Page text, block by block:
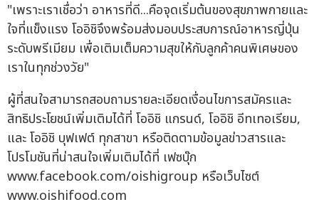
"เพราะเราเชื่อว่า อาหารที่ดี...คือจุดเริ่มต้นของสุขภาพกายและ
ใจที่แข็งแรง โออิชิจึงพร้อมส่งมอบประสบการณ์อาหารญี่ปุ่น
ระดับพรีเมียม เพื่อเติมเต็มความสุขให้กับลูกค้าคนพิเศษของ
เราในทุกช่วงวัย"
ผู้ที่สนใจสามารถสอบถามรายละเอียดเงื่อนไขการสมัครและ
สิทธิประโยชน์เพิ่มเติมได้ที่ โออิชิ แกรนด์, โออิชิ อีทเทอเรียม,
และ โออิชิ บุฟเฟต์ ทุกสาขา หรือติดตามข้อมูลข่าวสารและ
โปรโมชันที่น่าสนใจเพิ่มเติมได้ที่ เฟซบุ๊ก
www.facebook.com/oishigroup หรือเว็บไซต์
www.oishifood.com